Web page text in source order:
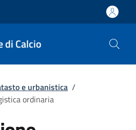
di Calcio
e urbanistica /
ordinaria